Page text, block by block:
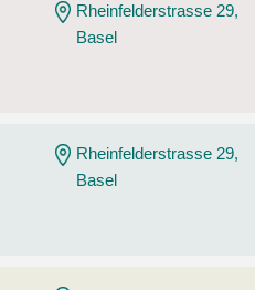
Rheinfelderstrasse 29,
Basel
Rheinfelderstrasse 29,
Basel